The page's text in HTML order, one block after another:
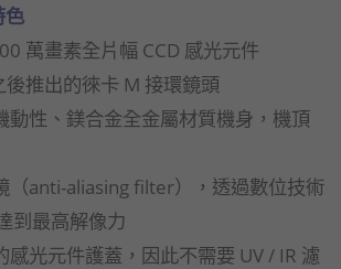
色
萬畫素全片幅 CCD 感光元件
推出的徠卡 M 接環鏡頭
動性、鎂合金全金屬材質機身，機頂
（anti-aliasing filter），透過數位技術
到最高解像力
感光元件護蓋，因此不需要 UV / IR 濾